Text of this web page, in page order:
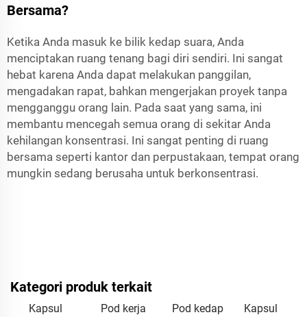
Bersama?
Ketika Anda masuk ke bilik kedap suara, Anda
menciptakan ruang tenang bagi diri sendiri. Ini sangat
hebat karena Anda dapat melakukan panggilan,
mengadakan rapat, bahkan mengerjakan proyek tanpa
mengganggu orang lain. Pada saat yang sama, ini
membantu mencegah semua orang di sekitar Anda
kehilangan konsentrasi. Ini sangat penting di ruang
bersama seperti kantor dan perpustakaan, tempat orang
mungkin sedang berusaha untuk berkonsentrasi.
Kategori produk terkait
Kapsul
Pod kerja
Pod kedap
Kapsul